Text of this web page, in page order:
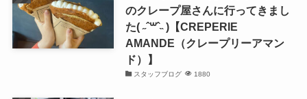
のクレープ屋さんに行ってきまし
た( ˶ˆ꒳ˆ˵ )【CREPERIE
AMANDE（クレープリーアマン
ド）】
スタッフブログ 1880